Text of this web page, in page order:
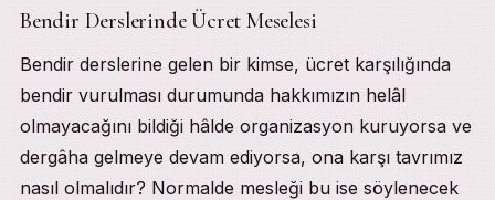
Bendir Derslerinde Ücret Meselesi
Evli Erkeğin Anne-Baba Hakkı
Kadınlara Bakma Meselesi
Cenine Ruh Ne Zaman Üflenir?
Uykuda Ruhların Durumu
Sabah Namazına Kalkma
Hudeybiye Antlaşması ve Fetih Sûresi
Bendir Derslerinde Ücret Meselesi
Bendir derslerine gelen bir kimse, ücret karşılığında
bendir vurulması durumunda hakkımızın helâl
olmayacağını bildiği hâlde organizasyon kuruyorsa ve
dergâha gelmeye devam ediyorsa, ona karşı tavrımız
nasıl olmalıdır? Normalde mesleği bu ise söylenecek